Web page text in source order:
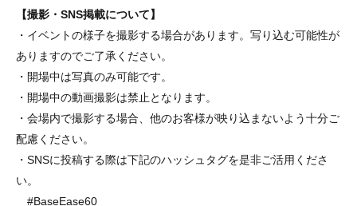
【撮影・SNS掲載について】
・イベントの様子を撮影する場合があります。写り込む可能性が
ありますのでご了承ください。
・開場中は写真のみ可能です。
・開場中の動画撮影は禁止となります。
・会場内で撮影する場合、他のお客様が映り込まないよう十分ご
配慮ください。
・SNSに投稿する際は下記のハッシュタグを是非ご活用くださ
い。
#BaseEase60